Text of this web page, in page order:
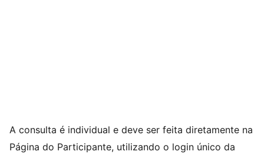
A consulta é individual e deve ser feita diretamente na
Página do Participante, utilizando o login único da